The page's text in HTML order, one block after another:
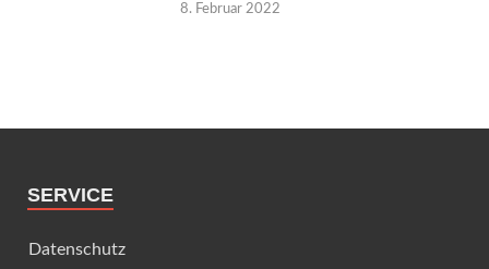
8. Februar 2022
SERVICE
Datenschutz